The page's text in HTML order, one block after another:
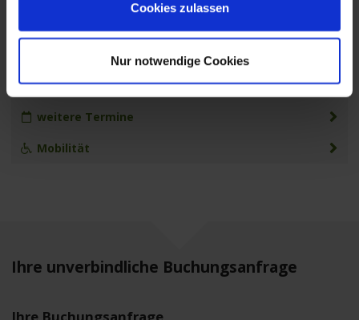
Cookies zulassen
Nur notwendige Cookies
Extras buchen
Reisedokumente
weitere Termine
Mobilität
Ihre unverbindliche Buchungsanfrage
Ihre Buchungsanfrage